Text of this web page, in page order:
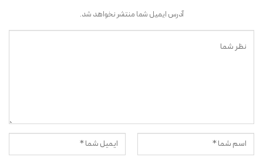
آدرس ایمیل شما منتشر نخواهد شد.